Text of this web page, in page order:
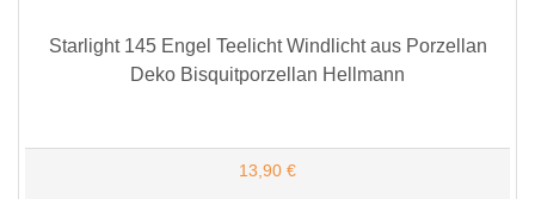
Starlight 145 Engel Teelicht Windlicht aus Porzellan
Deko Bisquitporzellan Hellmann
13,90 €